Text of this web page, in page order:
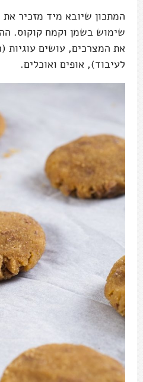
המתכון שיובא מיד מזכיר
שימוש בשמן וקמח קוקוס.
את המצרכים, עושים עוגיות
לעיבוד), אופים ואוכלים.